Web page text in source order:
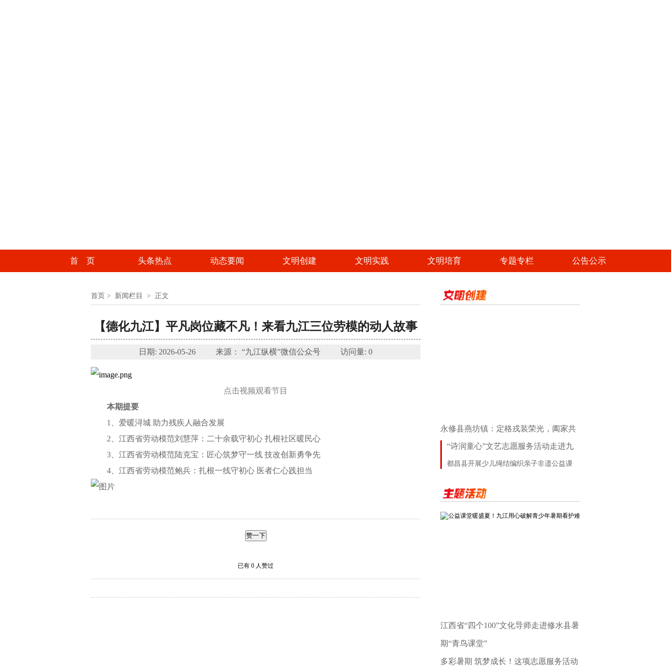
首 页 头条热点 动态要闻 文明创建 文明实践 文明培育 专题专栏 公告公示
首页 > 新闻栏目 > 正文
【德化九江】平凡岗位藏不凡！来看九江三位劳模的动人故事
日期: 2026-05-26 来源： “九江纵横”微信公众号 访问量: 0
点击视频观看节目
本期提要
1、爱暖浔城 助力残疾人融合发展
2、江西省劳动模范刘慧萍：二十余载守初心 扎根社区暖民心
3、江西省劳动模范陆克宝：匠心筑梦守一线 技改创新勇争先
4、江西省劳动模范鲍兵：扎根一线守初心 医者仁心践担当
赞一下
已有 0 人赞过
永修县燕坊镇：定格戎装荣光，阖家共
忆初心
“诗润童心”文艺志愿服务活动走进九
江市
都昌县开展少儿绳结编织亲子非遗公益课
题
江西省“四个100”文化导师走进修水县暑
期“青鸟课堂”
多彩暑期 筑梦成长！这项志愿服务活动